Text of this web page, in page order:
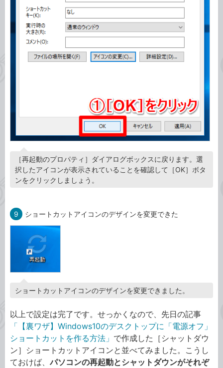
［再起動のプロパティ］ダイアログボックスに戻ります。選
択したアイコンが表示されていることを確認して［OK］ボタ
ンをクリックしましょう。
9 ショートカットアイコンのデザインを変更できた
ショートカットアイコンのデザインを変更できました。
以上で設定は完了です。せっかくなので、先日の記事
「【裏ワザ】Windows10のデスクトップに「電源オフ」
ショートカットを作る方法」 で作成した［シャットダウ
ン］ショートカットアイコンと並べてみました。こうし
ておけば、パソコンの再起動とシャットダウンがそれぞ